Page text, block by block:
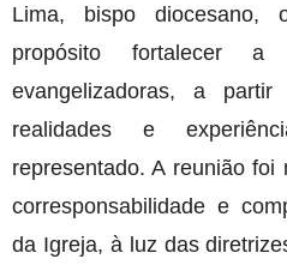
Lima, bispo diocesano,
propósito fortalecer
evangelizadoras, a
realidades e
representado. A reunião
corresponsabilidade e
da Igreja, à luz das